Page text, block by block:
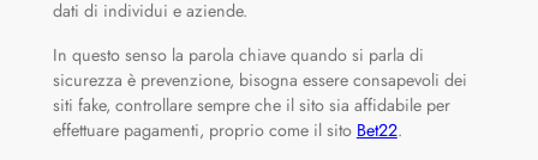
dati di individui e aziende.
In questo senso la parola chiave quando si parla di
sicurezza è prevenzione, bisogna essere consapevoli dei
siti fake, controllare sempre che il sito sia affidabile per
effettuare pagamenti, proprio come il sito Bet22.